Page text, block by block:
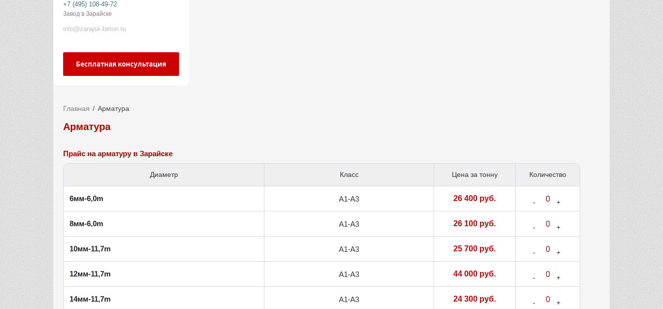
+7 (495) 108-49-72
Завод в Зарайске
info@zarajsk-beton.ru
Бесплатная консультация
Главная Арматура
Арматура
Прайс на арматуру в Зарайске
Диаметр Класс Цена за тонну Количество
6мм-6,0m А1-А3 26 400 руб.
8мм-6,0m А1-А3 26 100 руб.
10мм-11,7m А1-А3 25 700 руб.
12мм-11,7m А1-А3 44 000 руб.
14мм-11,7m А1-А3 24 300 руб.